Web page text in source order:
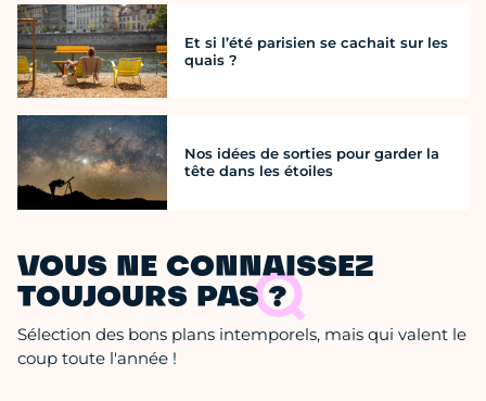
Et si l’été parisien se cachait sur les
quais ?
Nos idées de sorties pour garder la
tête dans les étoiles
VOUS NE CONNAISSEZ
TOUJOURS PAS ?
Sélection des bons plans intemporels, mais qui valent le
coup toute l'année !